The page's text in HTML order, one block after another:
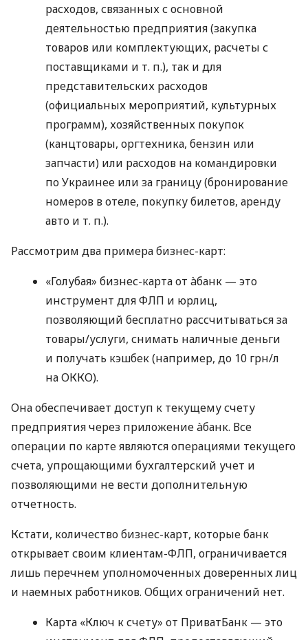
расходов, связанных с основной
деятельностью предприятия (закупка
товаров или комплектующих, расчеты с
поставщиками и т. п.), так и для
представительских расходов
(официальных мероприятий, культурных
программ), хозяйственных покупок
(канцтовары, оргтехника, бензин или
запчасти) или расходов на командировки
по Украинее или за границу (бронирование
номеров в отеле, покупку билетов, аренду
авто и т. п.).
Рассмотрим два примера бизнес-карт:
«Голубая» бизнес-карта от àбанк — это
инструмент для ФЛП и юрлиц,
позволяющий бесплатно рассчитываться за
товары/услуги, снимать наличные деньги
и получать кэшбек (например, до 10 грн/л
на ОККО).
Она обеспечивает доступ к текущему счету
предприятия через приложение àбанк. Все
операции по карте являются операциями текущего
счета, упрощающими бухгалтерский учет и
позволяющими не вести дополнительную
отчетность.
Кстати, количество бизнес-карт, которые банк
открывает своим клиентам-ФЛП, ограничивается
лишь перечнем уполномоченных доверенных лиц
и наемных работников. Общих ограничений нет.
Карта «Ключ к счету» от ПриватБанк — это